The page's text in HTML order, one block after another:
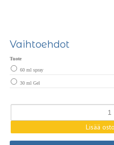
Vaihtoehdot
Tuote
60 ml spray
30 ml Gel